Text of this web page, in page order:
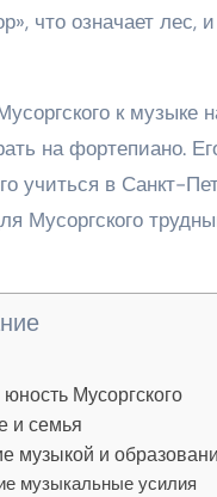
что означает лес,
к
на фортепиано.
учиться в Санкт-
Мусоргского
Мусоргского
и семья
музыкой и
музыкальные усилия